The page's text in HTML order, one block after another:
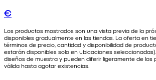
€
Los productos mostrados son una vista previa de la
disponibles gradualmente en las tiendas. La oferta en
términos de precio, cantidad y disponibilidad de
estarán disponibles solo en ubicaciones
diseños de muestra y pueden diferir ligeramente de los
válida hasta agotar existencias.